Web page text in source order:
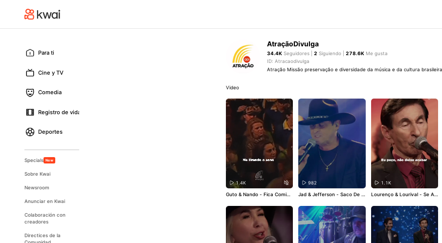
Para ti
Cine y TV
Comedia
Registro de vida
Deportes
Specials New
Sobre Kwai
Newsroom
Anunciar en Kwai
Colaboración con
creadores
Directices de la
AtraçãoDivulga
34.4K Seguidores |2 Siguiendo |278.6K Me gusta
ID: Atracaodivulga
Atração Missão preservação e diversidade da música e da cultura brasileira.
Video
1.4K
Guto & Nando - Fica Comigo
do #ficacomigo #nostalgia #
sertanejo
982
Jad & Jefferson - Saco De O
fferson #sacodeouro #serta
nejo #sertanejoraiz
1.1K
Lourenço & Lourival - Se Ain
ulga #lourençoelourival #sea
indaexisteamor #raulseixas
#classico